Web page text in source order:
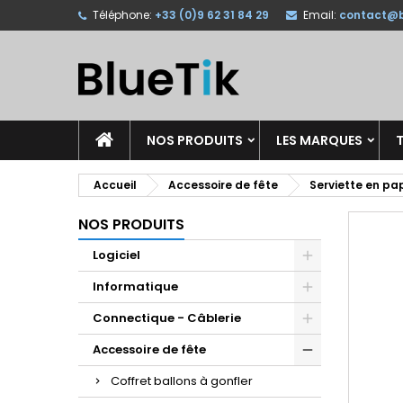
Téléphone: +33 (0)9 62 31 84 29 Email:
NOS PRODUITS LES MARQUES
Accueil Accessoire de fête Serviette en
NOS PRODUITS
Logiciel
Informatique
Connectique - Câblerie
Accessoire de fête
Coffret ballons à gonfler